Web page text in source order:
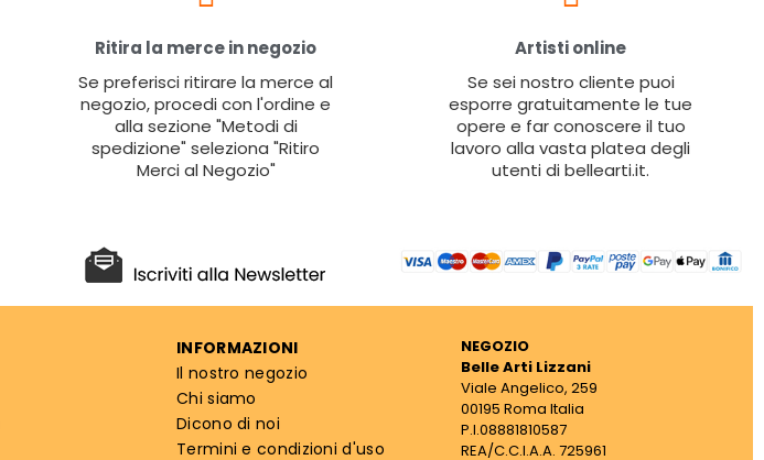
Ritira la merce in negozio
Se preferisci ritirare la merce al
negozio, procedi con l'ordine e
alla sezione "Metodi di
spedizione" seleziona "Ritiro
Merci al Negozio"
Artisti online
Se sei nostro cliente puoi
esporre gratuitamente le tue
opere e far conoscere il tuo
lavoro alla vasta platea degli
utenti di bellearti.it.
INFORMAZIONI
Il nostro negozio
Chi siamo
Dicono di noi
Termini e condizioni d'uso
NEGOZIO
Belle Arti Lizzani
Viale Angelico, 259
00195 Roma Italia
P.I.08881810587
REA/C.C.I.A.A. 725961